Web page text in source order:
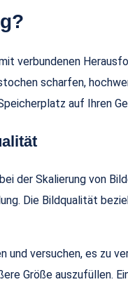
verbundenen
scharfen,
auf Ihren
der Skalierung von
Die Bildqualität
und versuchen, es zu
Größe auszufüllen.